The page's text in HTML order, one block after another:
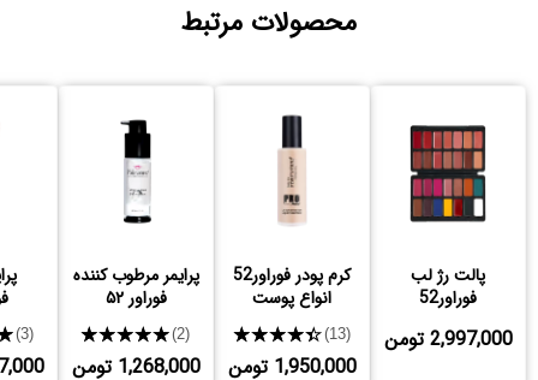
محصولات مرتبط
پالت رژ لب
فوراور52
2,997,000 تومن
کرم پودر فوراور52
انواع پوست
★★★★★(13)
1,950,000 تومن
پرایمر مرطوب کننده
فوراور ۵۲
★★★★★(2)
1,268,000 تومن
(3)